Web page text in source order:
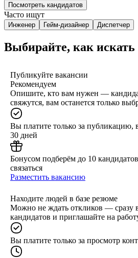
Посмотреть кандидатов
Часто ищут
Инженер Гейм-дизайнер Диспетчер
Выбирайте, как искать
Публикуйте вакансии
Рекомендуем
Опишите, кто вам нужен —
свяжутся, вам останется только
Вы платите только за публикацию,
30 дней
Бонусом подберём до 10
связаться
Разместить вакансию
Находите людей в базе резюме
Можно не ждать откликов — сразу
кандидатов и приглашайте на
Вы платите только за просмотр